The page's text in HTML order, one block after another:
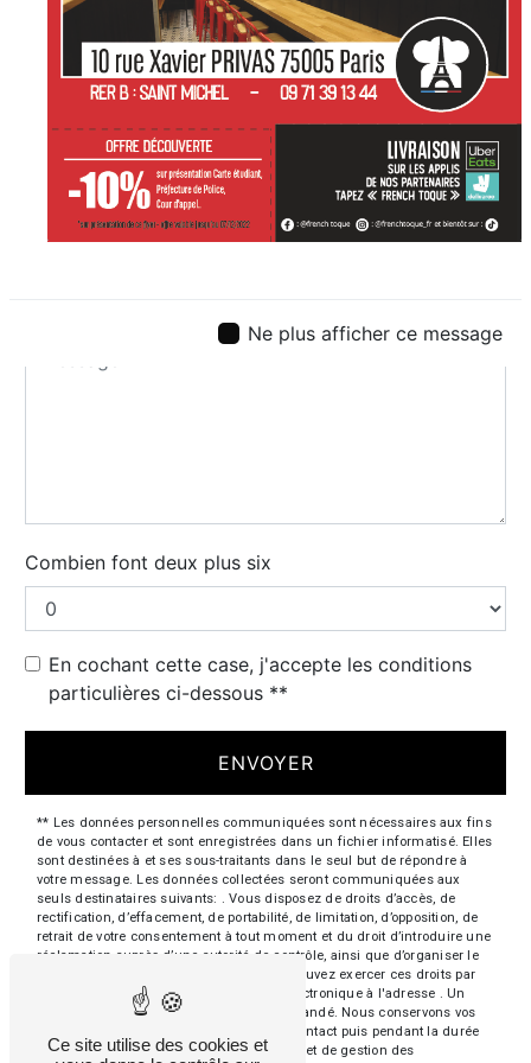
Ne plus afficher ce message
Combien font deux plus six
En cochant cette case, j'accepte les conditions
particulières ci-dessous **
ENVOYER
** Les données personnelles communiquées sont nécessaires aux fins
de vous contacter et sont enregistrées dans un fichier informatisé. Elles
sont destinées à et ses sous-traitants dans le seul but de répondre à
votre message. Les données collectées seront communiquées aux
seuls destinataires suivants: . Vous disposez de droits d’accès, de
rectification, d’effacement, de portabilité, de limitation, d’opposition, de
retrait de votre consentement à tout moment et du droit d’introduire une
réclamation auprès d’une autorité de contrôle, ainsi que d’organiser le
sort de vos données post-mortem. Vous pouvez exercer ces droits par
voie postale à l'adresse ou par courrier électronique à l'adresse . Un
justificatif d'identité pourra vous être demandé. Nous conservons vos
données pendant la période de prise de contact puis pendant la durée
de prescription légale aux fins probatoires et de gestion des
Ce site utilise des cookies et